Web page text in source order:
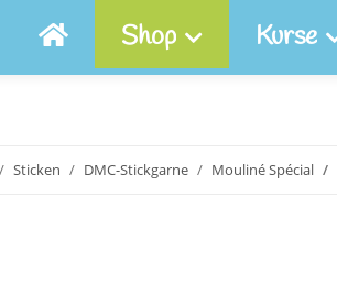
Shop Kurse
Sticken DMC-Stickgarne Mouliné Spécial